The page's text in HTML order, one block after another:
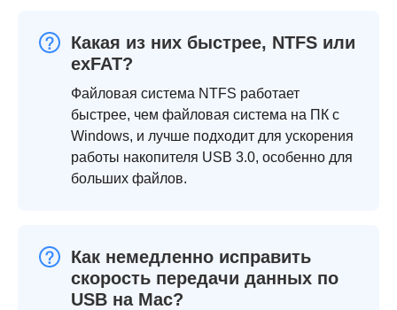
Какая из них быстрее, NTFS или
exFAT?
Файловая система NTFS работает
быстрее, чем файловая система на ПК с
Windows, и лучше подходит для ускорения
работы накопителя USB 3.0, особенно для
больших файлов.
Как немедленно исправить
скорость передачи данных по
USB на Mac?